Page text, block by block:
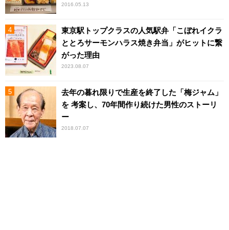
2016.05.13
東京駅トップクラスの人気駅弁「こぼれイクラ
ととろサーモンハラス焼き弁当」がヒットに繋
がった理由
2023.08.07
去年の暮れ限りで生産を終了した「梅ジャム」
を 考案し、70年間作り続けた男性のストーリ
ー
2018.07.07